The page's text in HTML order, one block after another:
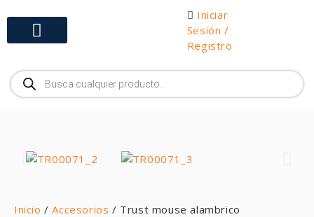
Iniciar
Sesión /
Registro
Inicio /Accesorios / Trust mouse alambrico